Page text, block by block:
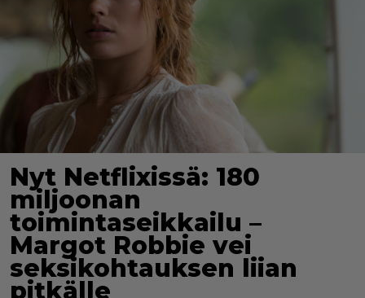
Nyt Netflixissä: 180
miljoonan
toimintaseikkailu –
Margot Robbie vei
seksikohtauksen liian
pitkälle